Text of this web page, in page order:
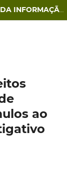
PESQUISA BRASILEIRA EM CIÊNCIA DA INFORMAÇÃO E BIBLIOTECONOMIA
ao